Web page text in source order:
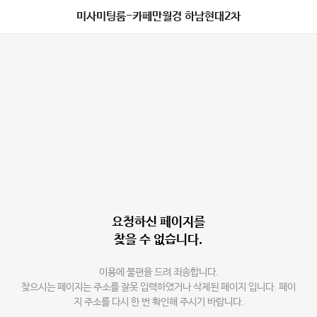
미사미팅룸-카페만월경 하남현대2차
요청하신 페이지를
찾을 수 없습니다.
이용에 불편을 드려 죄송합니다.
찾으시는 페이지는 주소를 잘못 입력하였거나 삭제된 페이지 입니다. 페이
지 주소를 다시 한 번 확인해 주시기 바랍니다.